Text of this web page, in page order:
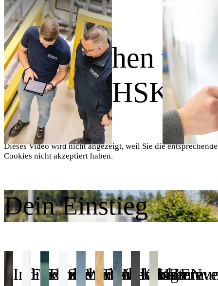
Dafür stehen wir.
Wir sind HSK.
Dieses Video wird nicht angezeigt, weil Sie die
Cookies nicht akzeptiert haben.
Dein Einstieg
Individuelle
Flexible
Betriebliches
Sicherheit
Weiterbildung
Betrieblicher
KAIZEN